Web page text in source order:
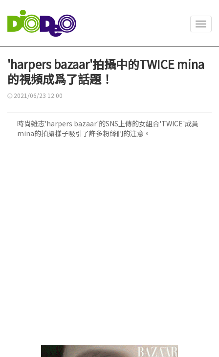
'harpers bazaar'拍攝中的TWICE mina
的視頻成爲了話題！
2021/06/23 12:00
時尚雜志'harpers bazaar'的SNS上傳的女組合'TWICE'成員
mina的拍攝樣子吸引了許多粉絲們的注意。